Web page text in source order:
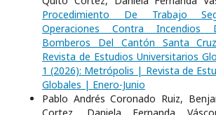
Procedimiento De Trabajo
Operaciones Contra
Bomberos Del Cantón Santa
Revista de Estudios Universitarios
1 (2026): Metrópolis | Revista de
Globales | Enero-Junio
Pablo Andrés Coronado Ruiz,